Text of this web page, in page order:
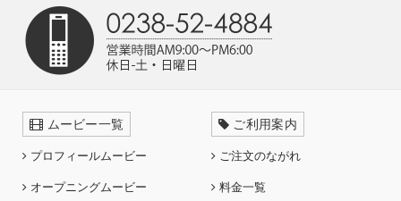
ムービー一覧
プロフィールムービー
オープニングムービー
ご利用案内
ご注文のながれ
料金一覧